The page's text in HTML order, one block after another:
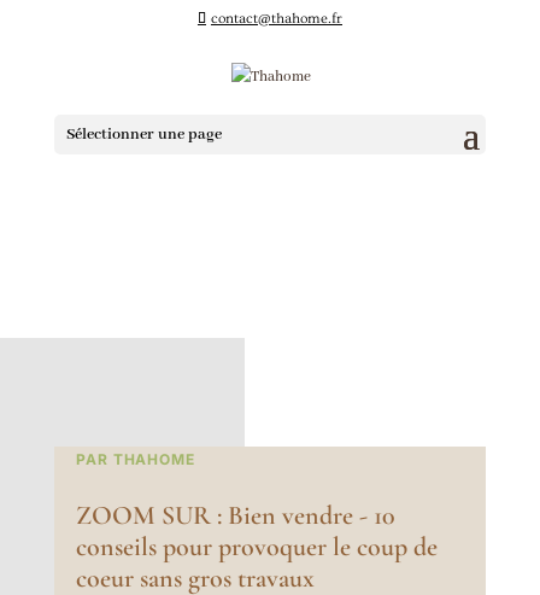
contact@thahome.fr
Sélectionner une page
PAR THAHOME
ZOOM SUR : Bien vendre - 10
conseils pour provoquer le coup de
coeur sans gros travaux